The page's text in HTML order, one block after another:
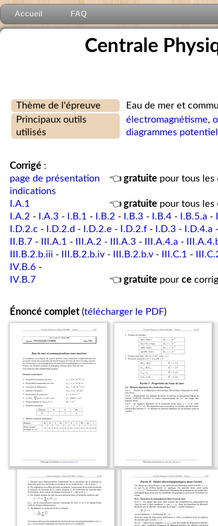
Accueil FAQ
Centrale
Thème de l'épreuve
Eau de mer et
Principaux outils
utilisés
électromagnétisme,
diagrammes
Corrigé :
page de présentation
👈 gratuite pour tous les
indications
I.A.1
👈 gratuite pour tous les
I.A.2 - I.A.3 - I.B.1 - I.B.2 - I.B.3 - I.B.4 - I.B.5.a -
I.D.2.c - I.D.2.d - I.D.2.e - I.D.2.f - I.D.3 - I.D.4.a
II.B.7 - III.A.1 - III.A.2 - III.A.3 - III.A.4.a -
III.B.2.b.iii - III.B.2.b.iv - III.B.2.b.v - III.C.1 -
IV.B.6 -
IV.B.7
👈 gratuite pour ce
Énoncé complet (télécharger le PDF)